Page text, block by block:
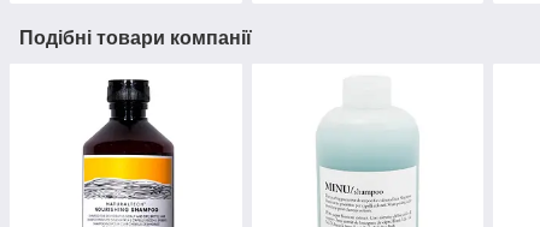
Подібні товари компанії